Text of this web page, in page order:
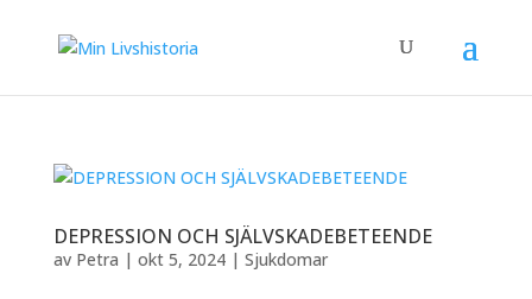
DEPRESSION OCH SJÄLVSKADEBETEENDE
av Petra | okt 5, 2024| Sjukdomar